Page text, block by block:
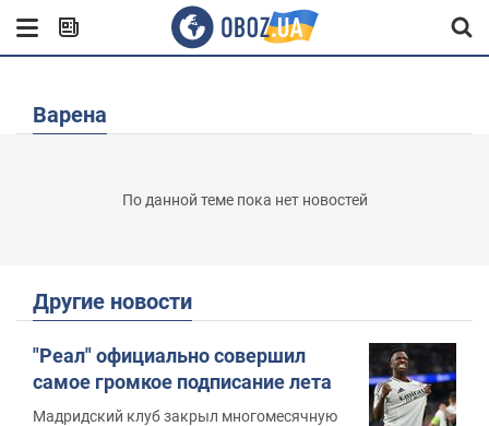
Варена
По данной теме пока нет новостей
Другие новости
"Реал" официально совершил
самое громкое подписание лета
Мадридский клуб закрыл многомесячную